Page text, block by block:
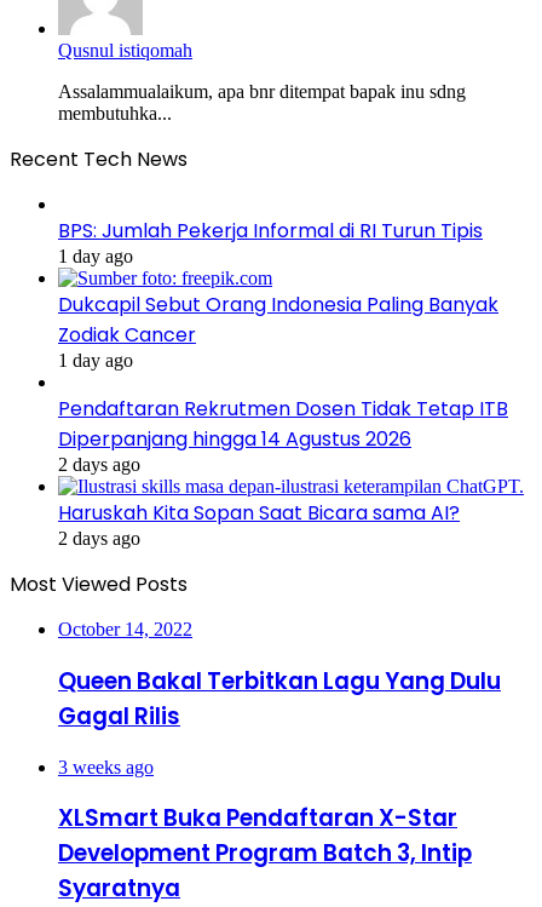
Qusnul istiqomah
Assalammualaikum, apa bnr ditempat bapak inu sdng
membutuhka...
Recent Tech News
BPS: Jumlah Pekerja Informal di RI Turun Tipis
1 day ago
Dukcapil Sebut Orang Indonesia Paling Banyak
Zodiak Cancer
1 day ago
Pendaftaran Rekrutmen Dosen Tidak Tetap ITB
Diperpanjang hingga 14 Agustus 2026
2 days ago
Haruskah Kita Sopan Saat Bicara sama AI?
2 days ago
Most Viewed Posts
October 14, 2022
Queen Bakal Terbitkan Lagu Yang Dulu
Gagal Rilis
3 weeks ago
XLSmart Buka Pendaftaran X-Star
Development Program Batch 3, Intip
Syaratnya